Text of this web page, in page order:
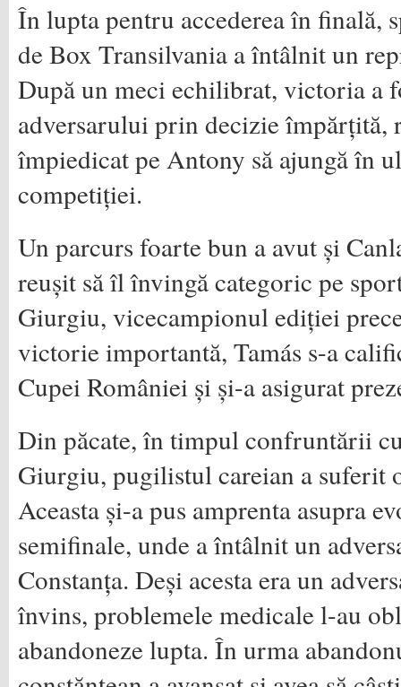
În lupta pentru accederea în finală,
de Box Transilvania a întâlnit un
După un meci echilibrat, victoria a
adversarului prin decizie împărțită,
împiedicat pe Antony să ajungă în
competiției.
Un parcurs foarte bun a avut și
reușit să îl învingă categoric pe
Giurgiu, vicecampionul ediției
victorie importantă, Tamás s-a
Cupei României și și-a asigurat
Din păcate, în timpul confruntării
Giurgiu, pugilistul careian a suferit
Aceasta și-a pus amprenta asupra
semifinale, unde a întâlnit un
Constanța. Deși acesta era un
învins, problemele medicale l-au
abandoneze lupta. În urma